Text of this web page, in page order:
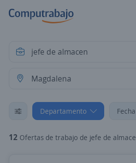
Departamento Fecha
12 Ofertas de trabajo de jefe de almacen en Magdalena